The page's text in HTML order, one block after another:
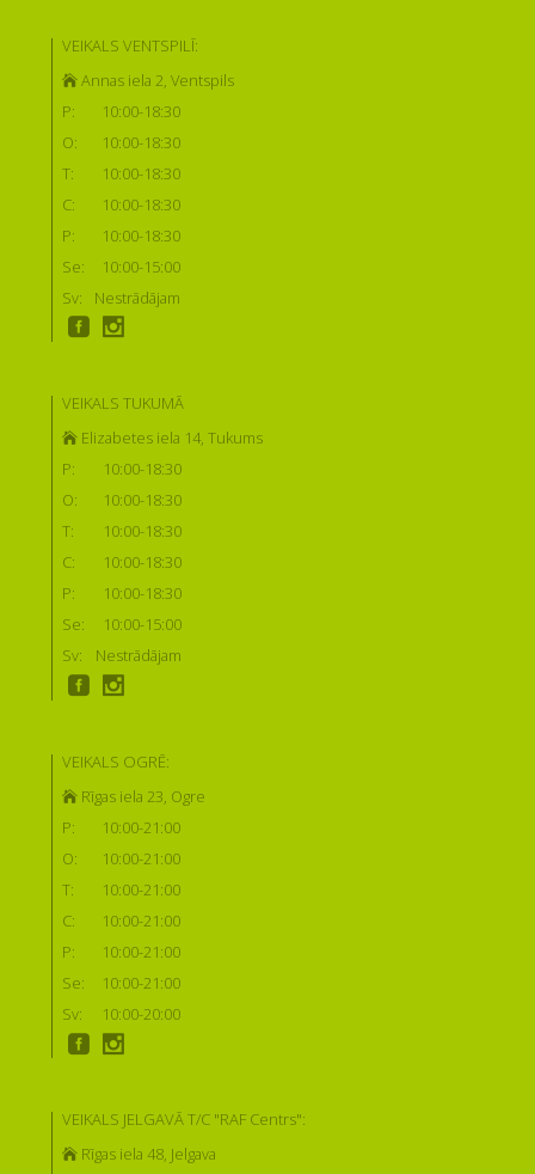
VEIKALS VENTSPILĪ:
Annas iela 2, Ventspils
P:
10:00-18:30
O:
10:00-18:30
T:
10:00-18:30
C:
10:00-18:30
P:
10:00-18:30
Se:
10:00-15:00
Sv:
Nestrādājam
VEIKALS TUKUMĀ
Elizabetes iela 14, Tukums
P:
10:00-18:30
O:
10:00-18:30
T:
10:00-18:30
C:
10:00-18:30
P:
10:00-18:30
Se:
10:00-15:00
Sv:
Nestrādājam
VEIKALS OGRĒ:
Rīgas iela 23, Ogre
P:
10:00-21:00
O:
10:00-21:00
T:
10:00-21:00
C:
10:00-21:00
P:
10:00-21:00
Se:
10:00-21:00
Sv:
10:00-20:00
VEIKALS JELGAVĀ T/C "RAF Centrs":
Rīgas iela 48, Jelgava